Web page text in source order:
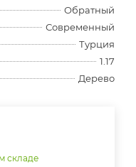
Обратный
Современный
Турция
1.17
Дерево
складе